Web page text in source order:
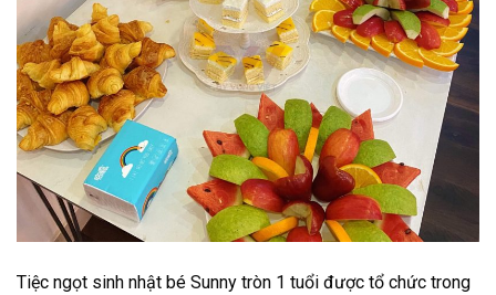
Tiệc ngọt sinh nhật bé Sunny tròn 1 tuổi được tổ chức trong